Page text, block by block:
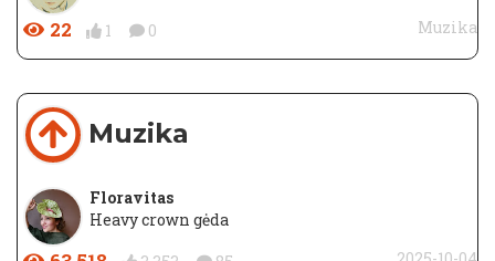
22 1 0 Muzika
Muzika
Floravitas
Heavy crown gėda